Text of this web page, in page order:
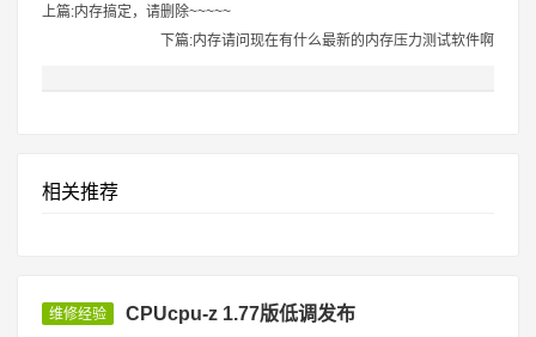
上篇:内存搞定，请删除~~~~~
下篇:内存请问现在有什么最新的内存压力测试软件啊
相关推荐
维修经验 CPUcpu-z 1.77版低调发布